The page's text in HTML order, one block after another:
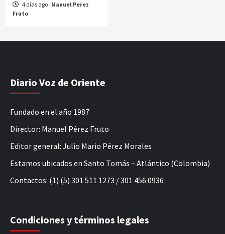
4 días ago Manuel Perez
Fruto
Diario Voz de Oriente
Fundado en el año 1987
Director: Manuel Pérez Fruto
Editor general: Julio Mario Pérez Morales
Estamos ubicados en Santo Tomás – Atlántico (Colombia)
Contactos: (1) (5) 301 511 1273 / 301 456 0936
Condiciones y términos legales